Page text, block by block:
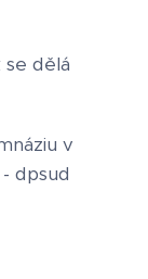
se dělá
v
dpsud